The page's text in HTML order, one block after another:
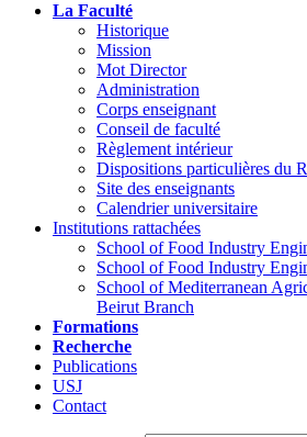
La Faculté
Historique
Mission
Mot Director
Administration
Corps enseignant
Conseil de faculté
Règlement intérieur
Dispositions particulières du
Site des enseignants
Calendrier universitaire
Institutions rattachées
School of Food Industry
School of Food Industry
School of Mediterranean
Beirut Branch
Formations
Recherche
Publications
USJ
Contact